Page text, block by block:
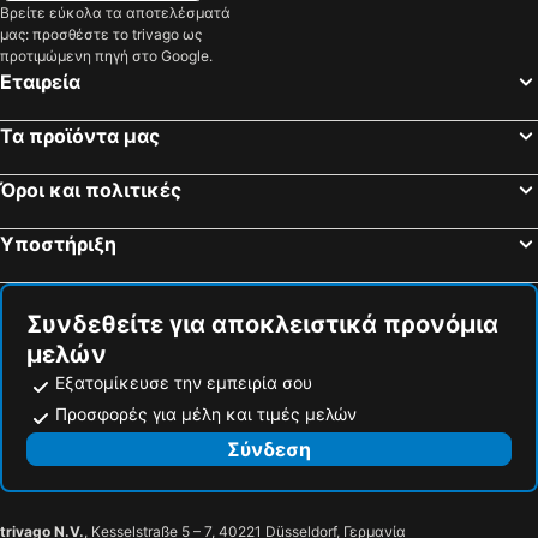
Seevetal, Κάτω Σαξονία Ξενοδοχεία
Μόναχο, Βαυαρία Ξενοδοχεία
Φρανκφούρτη, Έσση Ξενοδοχεία
Νυρεμβέργη, Βαυαρία Ξενοδοχεία
Κολωνία, Βόρεια Ρηνανία-Βεστφαλία Ξενοδοχεία
Βρείτε εύκολα τα αποτελέσματά
μας: προσθέστε το trivago ως
προτιμώμενη πηγή στο Google.
Εταιρεία
Τα προϊόντα μας
Όροι και πολιτικές
Υποστήριξη
Συνδεθείτε για αποκλειστικά προνόμια
μελών
Εξατομίκευσε την εμπειρία σου
Προσφορές για μέλη και τιμές μελών
Σύνδεση
trivago N.V., Kesselstraße 5 – 7, 40221 Düsseldorf, Γερμανία